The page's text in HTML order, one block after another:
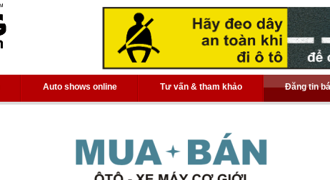
Auto shows online Tư vấn & tham khảo Đăng tin